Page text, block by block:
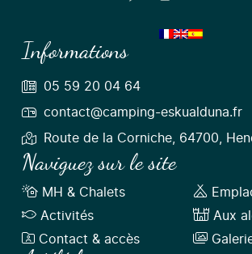
Informations
05 59 20 04 64
contact@camping-eskualduna.fr
Route de la Corniche, 64700,
Naviguez sur le site
MH & Chalets
Activités
Aux
Contact & accès